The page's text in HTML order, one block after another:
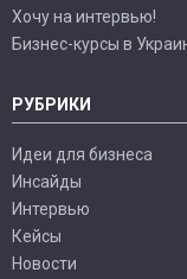
Хочу на интервью!
Бизнес-курсы в
РУБРИКИ
Идеи для бизнеса
Инсайды
Интервью
Кейсы
Новости